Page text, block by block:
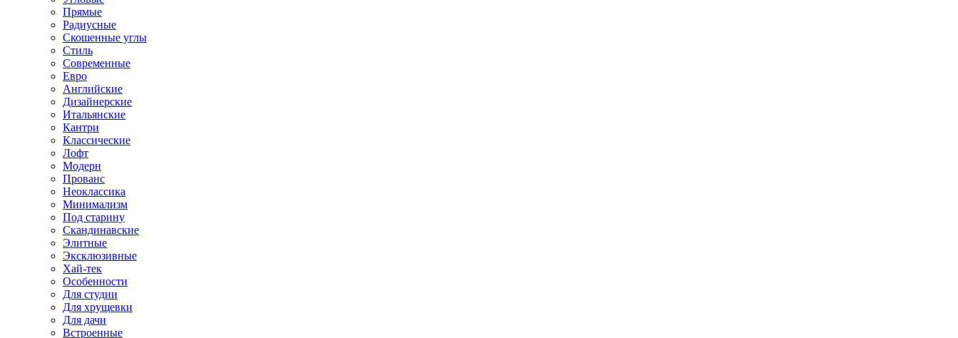
Прямые
Радиусные
Скошенные углы
Стиль
Современные
Евро
Английские
Дизайнерские
Итальянские
Кантри
Классические
Лофт
Модерн
Прованс
Неоклассика
Минимализм
Под старину
Скандинавские
Элитные
Эксклюзивные
Хай-тек
Особенности
Для студии
Для хрущевки
Для дачи
Встроенные